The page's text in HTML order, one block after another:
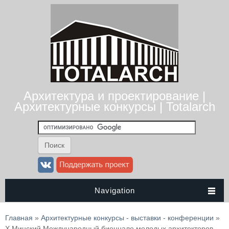
Архитектура и проектирование |
Архитектурные конкурсы | Totalarch
Navigation
Вы здесь
Главная » Архитектурные конкурсы - выставки - конференции »